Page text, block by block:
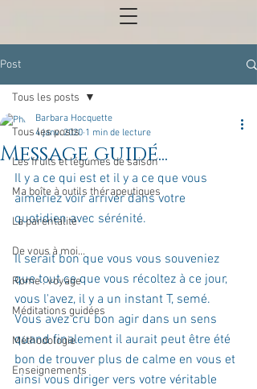
Post
Tous les posts
Les fruits et légumes de saison
Ma boîte à outils thérapeutiques
La parentalité
De vous à moi...
Rome : voyage
Méditations guidées
Méthodologie
Enseignements
Tous les posts
Message guidé...
Barbara Hocquette
4 janv. 2020 1 min de lecture
Il y a ce qui est et il y a ce que vous
aimeriez voir arriver dans votre
quotidien avec sérénité.
Il serait bon que vous vous souveniez
que tout ce que vous récoltez à ce jour,
vous l'avez, il y a un instant T, semé.
Vous avez cru bon agir dans un sens
quand finalement il aurait peut être été
bon de trouver plus de calme en vous et
ainsi vous diriger vers votre véritable